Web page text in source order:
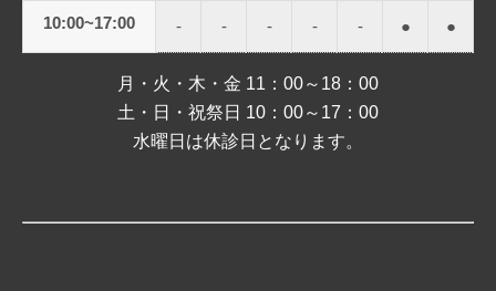
10:00~17:00 - - - - - ● ●
月・火・木・金 11：00～18：00
土・日・祝祭日 10：00～17：00
水曜日は休診日となります。